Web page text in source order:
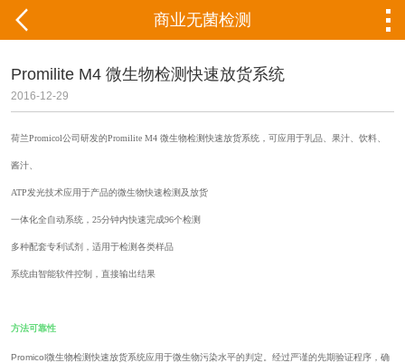
商业无菌检测
Promilite M4 微生物检测快速放货系统
2016-12-29
荷兰Promicol公司研发的Promilite M4 微生物检测快速放货系统，可应用于乳品、果汁、饮料、
酱汁、
ATP发光技术应用于产品的微生物快速检测及放货
一体化全自动系统，25分钟内快速完成96个检测
多种配套专利试剂，适用于检测各类样品
系统由智能软件控制，直接输出结果
方法可靠性
Promicol微生物检测快速放货系统应用于微生物污染水平的判定。经过严谨的先期验证程序，确